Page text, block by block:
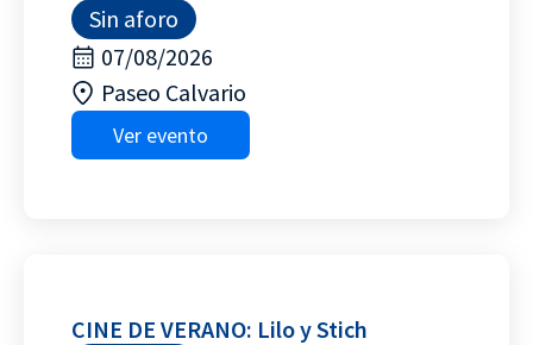
Sin aforo
07/08/2026
Paseo Calvario
Ver evento
CINE DE VERANO: Lilo y Stich